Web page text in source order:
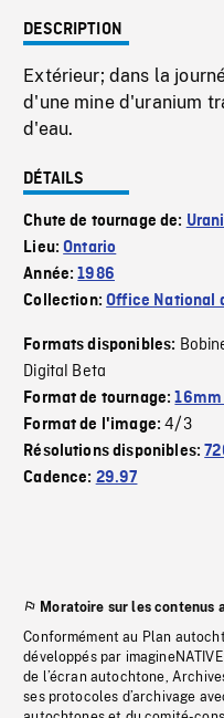
DESCRIPTION
Extérieur; dans la
d'une mine d'uranium
d'eau.
DÉTAILS
Chute de tournage de:
Lieu:Ontario
Année:1986
Collection:Office National
Formats disponibles:
Digital Beta
Format de tournage:16mm
Format de l'image:4/3
Résolutions disponibles:
Cadence: 29.97
Moratoire sur les contenus
Conformément au Plan
développés par
de l’écran autochtone,
ses protocoles d’archivage